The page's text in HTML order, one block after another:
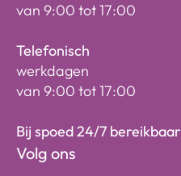
van 9:00 tot 17:00
Telefonisch
werkdagen
van 9:00 tot 17:00
Bij spoed 24/7 bereikbaar
Volg ons